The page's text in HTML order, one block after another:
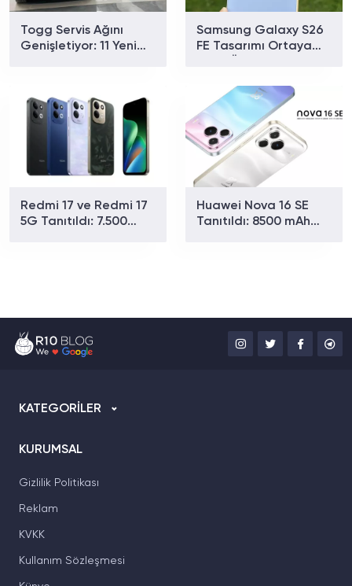
Togg Servis Ağını
Genişletiyor: 11 Yeni
Samsung Galaxy S26
FE Tasarımı Ortaya
Redmi 17 ve Redmi 17
5G Tanıtıldı: 7.500
Huawei Nova 16 SE
Tanıtıldı: 8500 mAh
KATEGORİLER
KURUMSAL
Gizlilik Politikası
Reklam
KVKK
Kullanım Sözleşmesi